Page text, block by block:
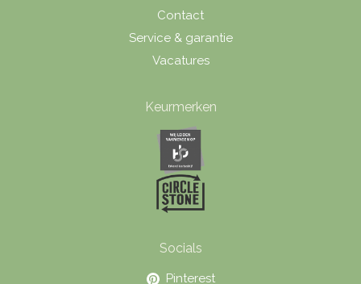
Contact
Service & garantie
Vacatures
Keurmerken
Socials
Pinterest